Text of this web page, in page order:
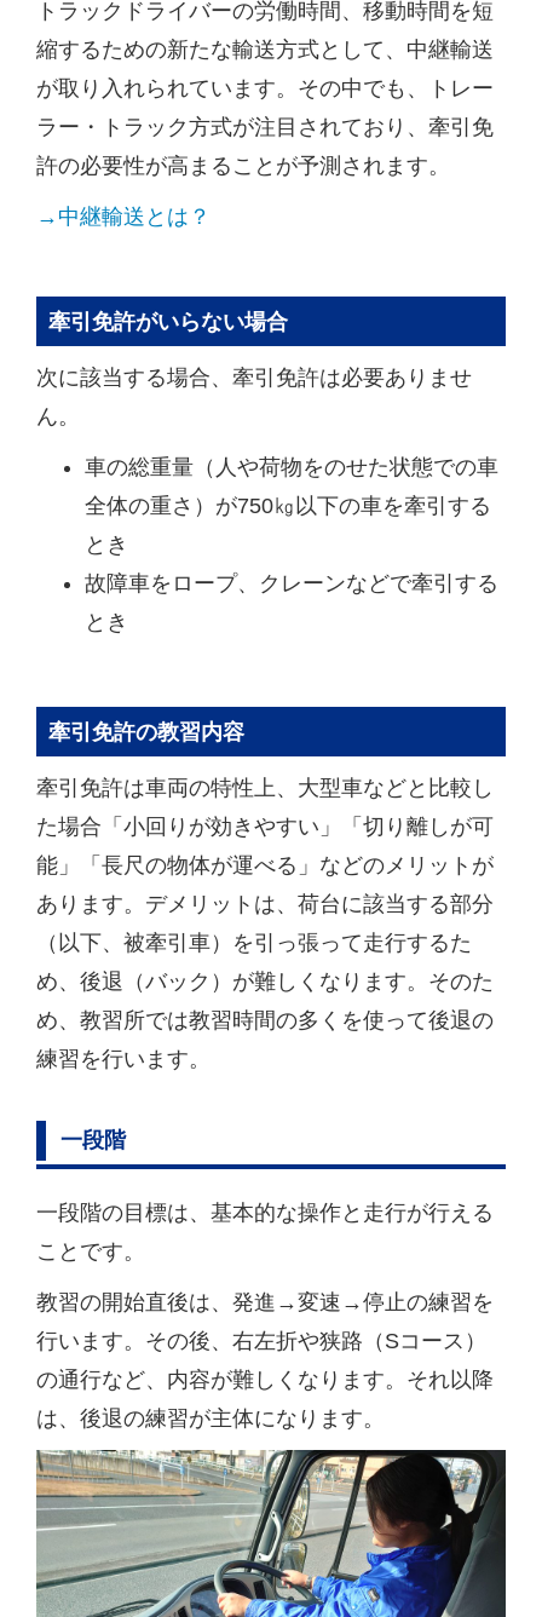
トラックドライバーの労働時間、移動時間を短
縮するための新たな輸送方式として、中継輸送
が取り入れられています。その中でも、トレー
ラー・トラック方式が注目されており、牽引免
許の必要性が高まることが予測されます。
→中継輸送とは？
牽引免許がいらない場合
次に該当する場合、牽引免許は必要ありませ
ん。
車の総重量（人や荷物をのせた状態での車
全体の重さ）が750㎏以下の車を牽引する
とき
故障車をロープ、クレーンなどで牽引する
とき
牽引免許の教習内容
牽引免許は車両の特性上、大型車などと比較し
た場合「小回りが効きやすい」「切り離しが可
能」「長尺の物体が運べる」などのメリットが
あります。デメリットは、荷台に該当する部分
（以下、被牽引車）を引っ張って走行するた
め、後退（バック）が難しくなります。そのた
め、教習所では教習時間の多くを使って後退の
練習を行います。
一段階
一段階の目標は、基本的な操作と走行が行える
ことです。
教習の開始直後は、発進→変速→停止の練習を
行います。その後、右左折や狭路（Sコース）
の通行など、内容が難しくなります。それ以降
は、後退の練習が主体になります。